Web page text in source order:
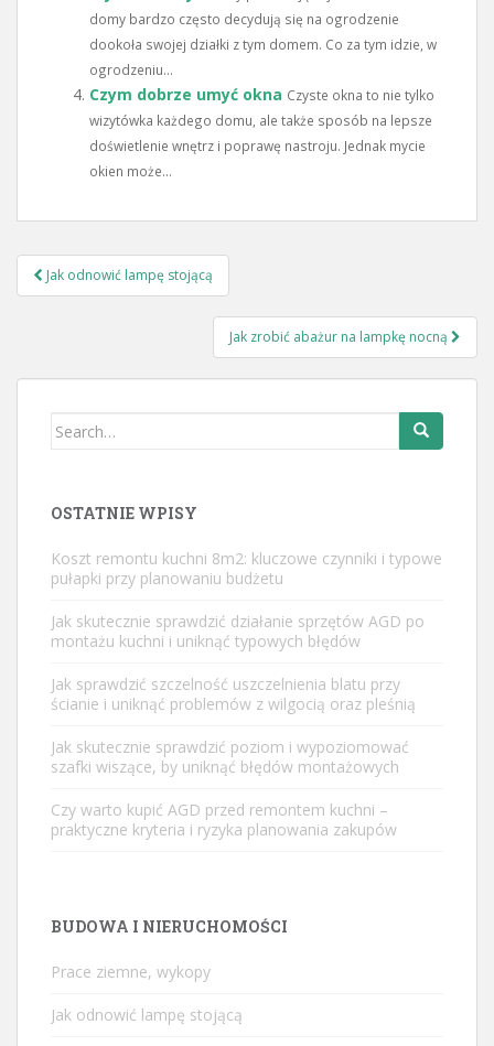
domy bardzo często decydują się na ogrodzenie
dookoła swojej działki z tym domem. Co za tym idzie, w
ogrodzeniu...
Czym dobrze umyć okna Czyste okna to nie tylko
wizytówka każdego domu, ale także sposób na lepsze
doświetlenie wnętrz i poprawę nastroju. Jednak mycie
okien może...
Nawigacja
wpisu
Jak odnowić lampę stojącą
Jak zrobić abażur na lampkę nocną
Search
OSTATNIE WPISY
Koszt remontu kuchni 8m2: kluczowe czynniki i typowe
pułapki przy planowaniu budżetu
Jak skutecznie sprawdzić działanie sprzętów AGD po
montażu kuchni i uniknąć typowych błędów
Jak sprawdzić szczelność uszczelnienia blatu przy
ścianie i uniknąć problemów z wilgocią oraz pleśnią
Jak skutecznie sprawdzić poziom i wypoziomować
szafki wiszące, by uniknąć błędów montażowych
Czy warto kupić AGD przed remontem kuchni –
praktyczne kryteria i ryzyka planowania zakupów
BUDOWA I NIERUCHOMOŚCI
Prace ziemne, wykopy
Jak odnowić lampę stojącą